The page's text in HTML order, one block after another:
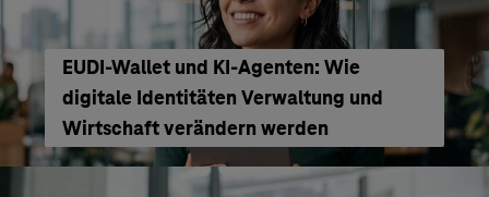
EUDI-Wallet und KI-Agenten: Wie
digitale Identitäten Verwaltung und
Wirtschaft verändern werden